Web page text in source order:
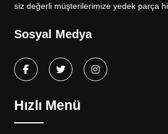
siz değerli müşterilerimize yedek parça
Sosyal Medya
Hızlı Menü